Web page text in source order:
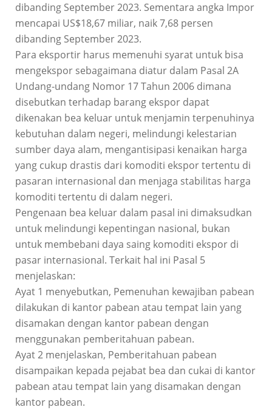
dibanding September 2023. Sementara angka Impor
mencapai US$18,67 miliar, naik 7,68 persen
dibanding September 2023.
Para eksportir harus memenuhi syarat untuk bisa
mengekspor sebagaimana diatur dalam Pasal 2A
Undang-undang Nomor 17 Tahun 2006 dimana
disebutkan terhadap barang ekspor dapat
dikenakan bea keluar untuk menjamin terpenuhinya
kebutuhan dalam negeri, melindungi kelestarian
sumber daya alam, mengantisipasi kenaikan harga
yang cukup drastis dari komoditi ekspor tertentu di
pasaran internasional dan menjaga stabilitas harga
komoditi tertentu di dalam negeri.
Pengenaan bea keluar dalam pasal ini dimaksudkan
untuk melindungi kepentingan nasional, bukan
untuk membebani daya saing komoditi ekspor di
pasar internasional. Terkait hal ini Pasal 5
menjelaskan:
Ayat 1 menyebutkan, Pemenuhan kewajiban pabean
dilakukan di kantor pabean atau tempat lain yang
disamakan dengan kantor pabean dengan
menggunakan pemberitahuan pabean.
Ayat 2 menjelaskan, Pemberitahuan pabean
disampaikan kepada pejabat bea dan cukai di kantor
pabean atau tempat lain yang disamakan dengan
kantor pabean.